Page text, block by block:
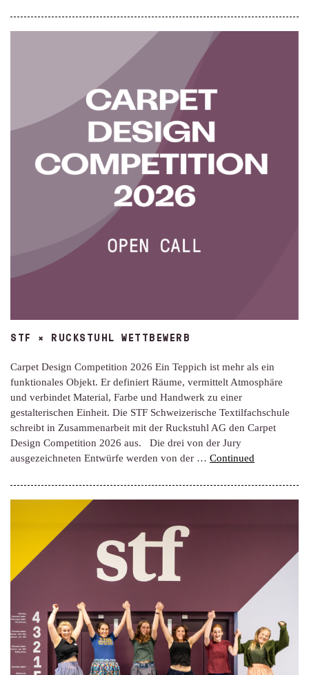
STF × RUCKSTUHL WETTBEWERB
Carpet Design Competition 2026 Ein Teppich ist mehr als ein
funktionales Objekt. Er definiert Räume, vermittelt Atmosphäre
und verbindet Material, Farbe und Handwerk zu einer
gestalterischen Einheit. Die STF Schweizerische Textilfachschule
schreibt in Zusammenarbeit mit der Ruckstuhl AG den Carpet
Design Competition 2026 aus. Die drei von der Jury
ausgezeichneten Entwürfe werden von der … Continued